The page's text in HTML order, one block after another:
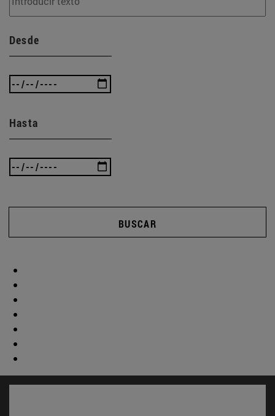
Desde
Hasta
BUSCAR